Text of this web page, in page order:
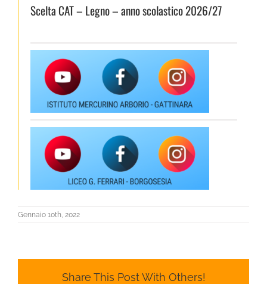
Scelta CAT – Legno – anno scolastico 2026/27
Gennaio 10th, 2022
Share This Post With Others!